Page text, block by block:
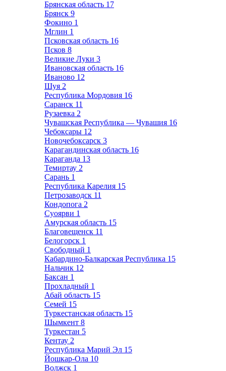
Брянская область 17
Брянск 9
Фокино 1
Мглин 1
Псковская область 16
Псков 8
Великие Луки 3
Ивановская область 16
Иваново 12
Шуя 2
Республика Мордовия 16
Саранск 11
Рузаевка 2
Чувашская Республика — Чувашия 16
Чебоксары 12
Новочебоксарск 3
Карагандинская область 16
Караганда 13
Темиртау 2
Сарань 1
Республика Карелия 15
Петрозаводск 11
Кондопога 2
Суоярви 1
Амурская область 15
Благовещенск 11
Белогорск 1
Свободный 1
Кабардино-Балкарская Республика 15
Нальчик 12
Баксан 1
Прохладный 1
Абай область 15
Семей 15
Туркестанская область 15
Шымкент 8
Туркестан 5
Кентау 2
Республика Марий Эл 15
Йошкар-Ола 10
Волжск 1